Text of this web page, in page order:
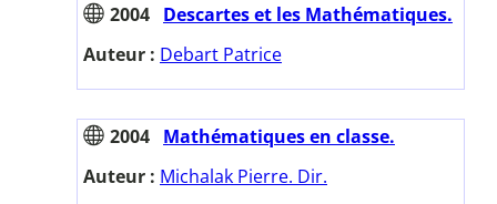
2004 Descartes et les Mathématiques.
Auteur : Debart Patrice
2004 Mathématiques en classe.
Auteur : Michalak Pierre. Dir.